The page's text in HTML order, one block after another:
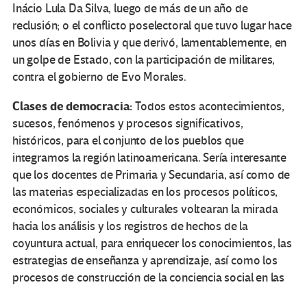
Inácio Lula Da Silva, luego de más de un año de
reclusión; o el conflicto poselectoral que tuvo lugar hace
unos días en Bolivia y que derivó, lamentablemente, en
un golpe de Estado, con la participación de militares,
contra el gobierno de Evo Morales.
Clases de democracia:Todos estos acontecimientos,
sucesos, fenómenos y procesos significativos,
históricos, para el conjunto de los pueblos que
integramos la región latinoamericana. Sería interesante
que los docentes de Primaria y Secundaria, así como de
las materias especializadas en los procesos políticos,
económicos, sociales y culturales voltearan la mirada
hacia los análisis y los registros de hechos de la
coyuntura actual, para enriquecer los conocimientos, las
estrategias de enseñanza y aprendizaje, así como los
procesos de construcción de la conciencia social en las